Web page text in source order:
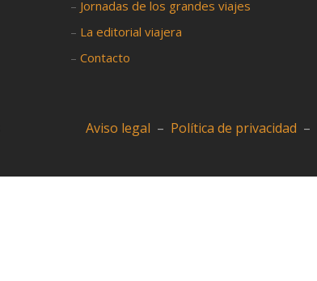
– Jornadas de los grandes viajes
– La editorial viajera
– Contacto
Aviso legal – Política de privacidad –